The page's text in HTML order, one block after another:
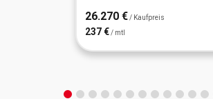
26.270 € / Kaufpreis
237 € / mtl